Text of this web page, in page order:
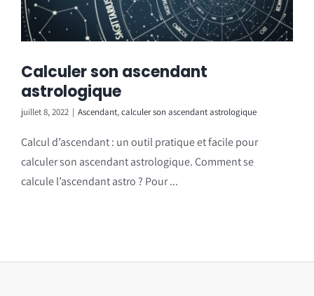
Calculer son ascendant
astrologique
juillet 8, 2022 | Ascendant,calculer son ascendant astrologique
Calcul d’ascendant : un outil pratique et facile pour
calculer son ascendant astrologique. Comment se
calcule l’ascendant astro ? Pour ...